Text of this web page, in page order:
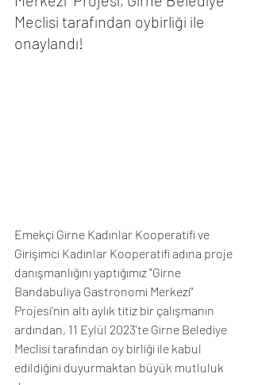
Meclisi tarafından oybirliği ile
onaylandı!
Emekçi Girne Kadınlar Kooperatifi ve
Girişimci Kadınlar Kooperatifi adına proje
danışmanlığını yaptığımız "Girne
Bandabuliya Gastronomi Merkezi"
Projesi'nin altı aylık titiz bir çalışmanın
ardından, 11 Eylül 2023'te Girne Belediye
Meclisi tarafından oy birliği ile kabul
edildiğini duyurmaktan büyük mutluluk